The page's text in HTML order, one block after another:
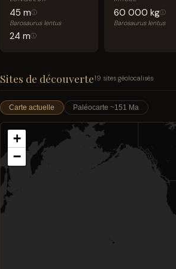
45 mⓘ
Barosaurus lentus
24 mⓘ
60 000 kgⓘ
Barosaurus lentus
Sites de découverte19 sites géolocalisés
Carte actuelle Paléocarte ~151 Ma
+
−